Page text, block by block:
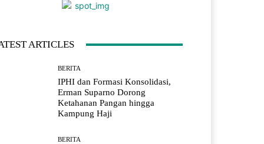
ARTICLES
BERITA
IPHI dan Formasi Konsolidasi,
Erman Suparno Dorong
Ketahanan Pangan hingga
Kampung Haji
BERITA